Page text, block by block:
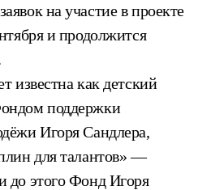
на участие в проекте
и продолжится
известна как детский
поддержки
Игоря Сандлера,
для талантов» —
до этого Фонд Игоря